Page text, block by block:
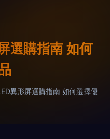
選購指南 如何
異形屏選購指南 如何選擇優